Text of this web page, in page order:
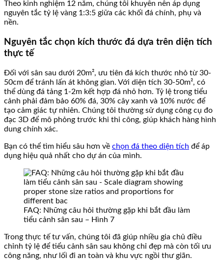
Theo kinh nghiệm 12 năm, chúng tôi khuyên nên áp dụng
nguyên tắc tỷ lệ vàng 1:3:5 giữa các khối đá chính, phụ và
nền.
Nguyên tắc chọn kích thước đá dựa trên diện tích
thực tế
Đối với sân sau dưới 20m², ưu tiên đá kích thước nhỏ từ 30-
50cm để tránh lấn át không gian. Với diện tích 30-50m², có
thể dùng đá tảng 1-2m kết hợp đá nhỏ hơn. Tỷ lệ trong tiểu
cảnh phải đảm bảo 60% đá, 30% cây xanh và 10% nước để
tạo cảm giác tự nhiên. Chúng tôi thường sử dụng công cụ đo
đạc 3D để mô phỏng trước khi thi công, giúp khách hàng hình
dung chính xác.
Bạn có thể tìm hiểu sâu hơn về chọn đá theo diện tích để áp
dụng hiệu quả nhất cho dự án của mình.
FAQ: Những câu hỏi thường gặp khi bắt đầu làm
tiểu cảnh sân sau – Hình 7
Trong thực tế tư vấn, chúng tôi đã giúp nhiều gia chủ điều
chỉnh tỷ lệ để tiểu cảnh sân sau không chỉ đẹp mà còn tối ưu
công năng, như lối đi an toàn và khu vực ngồi thư giãn.